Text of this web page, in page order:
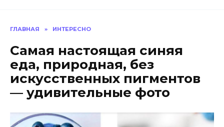
ГЛАВНАЯ » ИНТЕРЕСНО
Самая настоящая синяя
еда, природная, без
искусственных пигментов
— удивительные фото